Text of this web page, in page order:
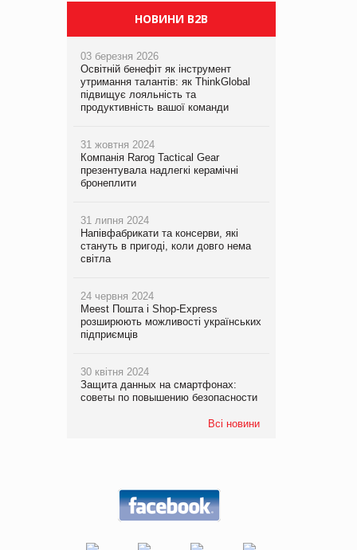
НОВИНИ B2B
03 березня 2026
Освітній бенефіт як інструмент
утримання талантів: як ThinkGlobal
підвищує лояльність та
продуктивність вашої команди
31 жовтня 2024
Компанія Rarog Tactical Gear
презентувала надлегкі керамічні
бронеплити
31 липня 2024
Напівфабрикати та консерви, які
стануть в пригоді, коли довго нема
світла
24 червня 2024
Meest Пошта і Shop-Express
розширюють можливості українських
підприємців
30 квітня 2024
Защита данных на смартфонах:
советы по повышению безопасности
Всі новини